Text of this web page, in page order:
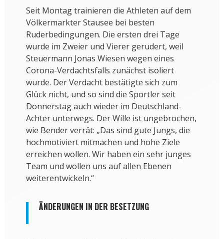
Seit Montag trainieren die Athleten auf dem
Völkermarkter Stausee bei besten
Ruderbedingungen. Die ersten drei Tage
wurde im Zweier und Vierer gerudert, weil
Steuermann Jonas Wiesen wegen eines
Corona-Verdachtsfalls zunächst isoliert
wurde. Der Verdacht bestätigte sich zum
Glück nicht, und so sind die Sportler seit
Donnerstag auch wieder im Deutschland-
Achter unterwegs. Der Wille ist ungebrochen,
wie Bender verrät: „Das sind gute Jungs, die
hochmotiviert mitmachen und hohe Ziele
erreichen wollen. Wir haben ein sehr junges
Team und wollen uns auf allen Ebenen
weiterentwickeln.“
ÄNDERUNGEN IN DER BESETZUNG